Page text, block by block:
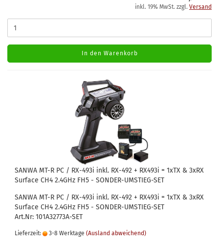
inkl. 19% MwSt. zzgl. Versand
In den Warenkorb
SANWA MT-R PC / RX-493i inkl. RX-492 + RX493i = 1xTX & 3xRX
Surface CH4 2.4GHz FH5 - SONDER-UMSTIEG-SET
SANWA MT-R PC / RX-493i inkl. RX-492 + RX493i = 1xTX & 3xRX
Surface CH4 2.4GHz FH5 - SONDER-UMSTIEG-SET
Art.Nr: 101A32773A-SET
Lieferzeit: 3-8 Werktage (Ausland abweichend)